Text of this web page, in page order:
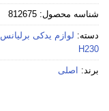
شناسه محصول: 812675
دسته: لوازم یدکی برلیانس
H230
برند: اصلی